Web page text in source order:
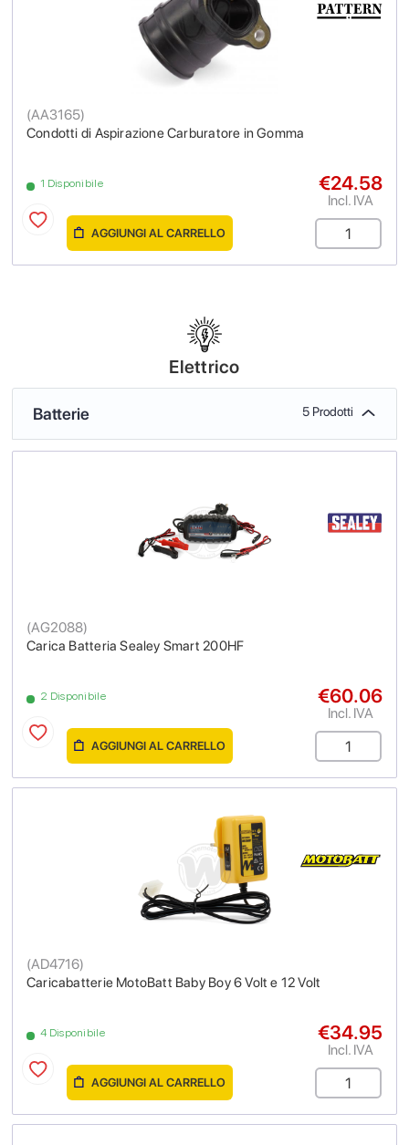
Condotti di Aspirazione Carburatore in Gomma
(AA3165)
1 Disponibile €24.58
Incl. IVA
AGGIUNGI AL CARRELLO
Elettrico
Batterie 5 Prodotti
Carica Batteria Sealey Smart 200HF
(AG2088)
2 Disponibile €60.06
Incl. IVA
AGGIUNGI AL CARRELLO
Caricabatterie MotoBatt Baby Boy 6 Volt e 12 Volt
(AD4716)
4 Disponibile €34.95
Incl. IVA
AGGIUNGI AL CARRELLO